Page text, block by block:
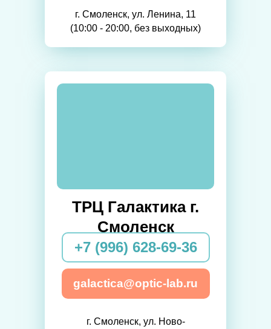
г. Смоленск, ул. Ленина, 11
(10:00 - 20:00, без выходных)
+7 (996) 628-69-36
galactica@optic-lab.ru
ТРЦ Галактика г.
Смоленск
г. Смоленск, ул. Ново-